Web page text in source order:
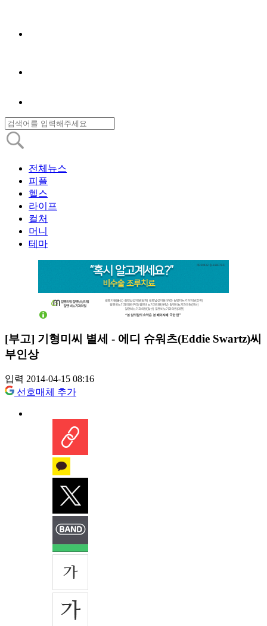
전체뉴스
피플
헬스
라이프
컬처
머니
테마
[부고] 기형미씨 별세 - 에디 슈워츠(Eddie Swartz)씨
부인상
입력 2014-04-15 08:16
선호매체 추가